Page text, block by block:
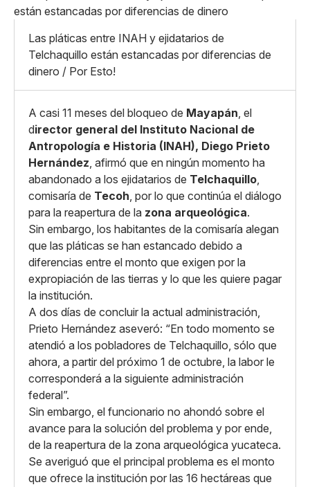
Linkedin
X
Whatsapp
Copiar enlace
Pequeño
Mediano
Grande
Las pláticas entre INAH y ejidatarios de
Telchaquillo están estancadas por diferencias de
dinero / Por Esto!
A casi 11 meses del bloqueo de Mayapán, el
director general del Instituto Nacional de
Antropología e Historia (INAH), Diego Prieto
Hernández, afirmó que en ningún momento ha
abandonado a los ejidatarios de Telchaquillo,
comisaría de Tecoh, por lo que continúa el diálogo
para la reapertura de la zona arqueológica.
Sin embargo, los habitantes de la comisaría alegan
que las pláticas se han estancado debido a
diferencias entre el monto que exigen por la
expropiación de las tierras y lo que les quiere pagar
la institución.
A dos días de concluir la actual administración,
Prieto Hernández aseveró: “En todo momento se
atendió a los pobladores de Telchaquillo, sólo que
ahora, a partir del próximo 1 de octubre, la labor le
corresponderá a la siguiente administración
federal”.
Sin embargo, el funcionario no ahondó sobre el
avance para la solución del problema y por ende,
de la reapertura de la zona arqueológica yucateca.
Se averiguó que el principal problema es el monto
que ofrece la institución por las 16 hectáreas que